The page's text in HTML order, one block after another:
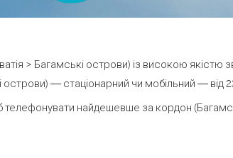
> Багамські острови) із високою якістю
— стаціонарний чи мобільний — від
найдешевше за кордон